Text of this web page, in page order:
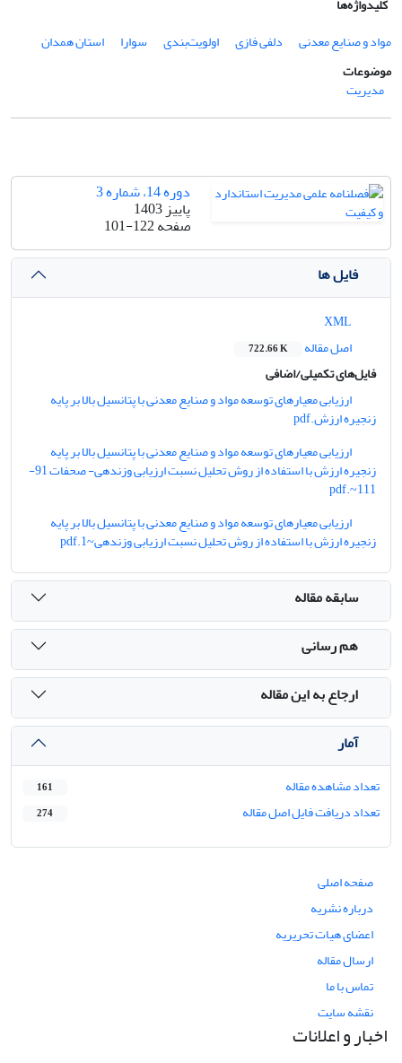
کلیدواژه‌ها
مواد و صنایع معدنی
دلفی فازی اولویت‌بندی سوارا
استان همدان
موضوعات
مدیریت
دوره 14، شماره 3
پاییز 1403
صفحه101-122
فایل ها
اصل مقاله
722.66 K
فایل‌های تکمیلی/اضافی
ارزیابی معیارهای توسعه مواد و صنایع معدنی با پتانسیل بالا بر پایه
زنجیره ارزش.pdf
ارزیابی معیارهای توسعه مواد و صنایع معدنی با پتانسیل بالا بر پایه
زنجیره ارزش با استفاده از روش تحلیل نسبت ارزیابی وزندهی- صحفات 91-
111‌~.pdf
ارزیابی معیارهای توسعه مواد و صنایع معدنی با پتانسیل بالا بر پایه
زنجیره ارزش با استفاده از روش تحلیل نسبت ارزیابی وزندهی~1.pdf
سابقه مقاله
هم رسانی
ارجاع به این مقاله
آمار
تعداد مشاهده مقاله 161
تعداد دریافت فایل اصل مقاله 274
صفحه اصلی
درباره نشریه
اعضای هیات تحریریه
ارسال مقاله
تماس با ما
نقشه سایت
اخبار و اعلانات